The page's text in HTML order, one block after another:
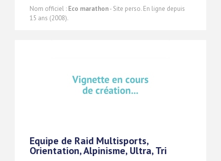
Nom officiel : Eco marathon- Site perso. En ligne depuis
15 ans (2008).
Equipe de Raid Multisports,
Orientation, Alpinisme, Ultra, Tri